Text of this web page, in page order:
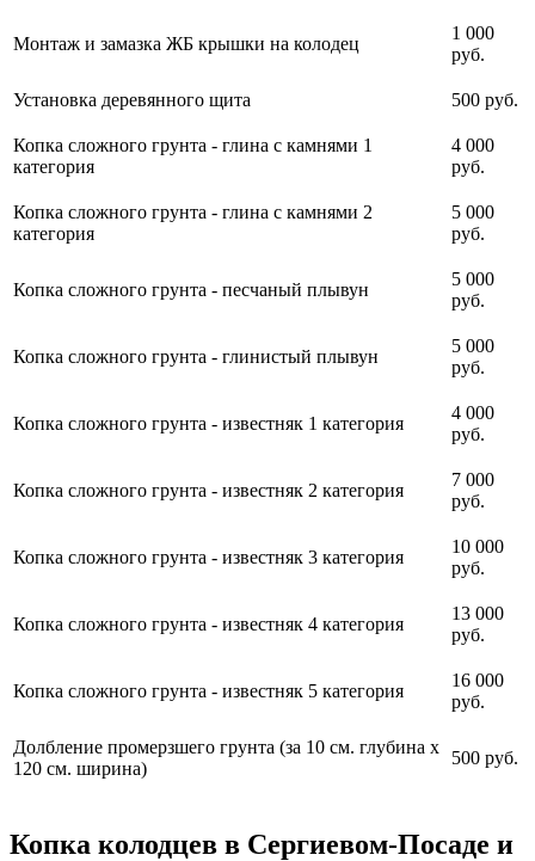
Монтаж и замазка ЖБ крышки на колодец
1 000
руб.
Установка деревянного щита 500 руб.
Копка сложного грунта - глина с камнями 1
категория
4 000
руб.
Копка сложного грунта - глина с камнями 2
категория
5 000
руб.
Копка сложного грунта - песчаный плывун
5 000
руб.
Копка сложного грунта - глинистый плывун
5 000
руб.
Копка сложного грунта - известняк 1 категория
4 000
руб.
Копка сложного грунта - известняк 2 категория
7 000
руб.
Копка сложного грунта - известняк 3 категория
10 000
руб.
Копка сложного грунта - известняк 4 категория
13 000
руб.
Копка сложного грунта - известняк 5 категория
16 000
руб.
Долбление промерзшего грунта (за 10 см. глубина х
120 см. ширина)
500 руб.
Копка колодцев в Cергиевом-Посаде и